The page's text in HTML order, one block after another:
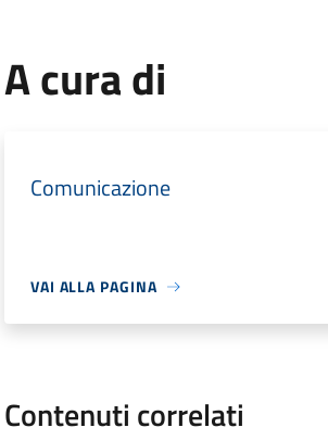
A cura di
Comunicazione
VAI ALLA PAGINA
Contenuti correlati